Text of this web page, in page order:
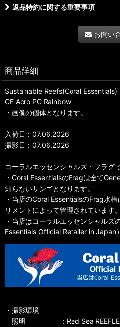
返品特約に関する重要事項
お問い
商品詳細
Sustainable Reefs(Coral Essentials)
CE Acro PC Rainbow
・画像の個体となります。
入荷日：07.06.2026
撮影日：07.06.2026
コーラルエッセンシャルズ・フラグ
・Coral EssentialsのFragは全て
知らないサンゴとなります。
・当店のCoral EssentialsのFrag水
リメントによって管理されています。
・当店はコーラルエッセンシャルズ
Essentials Official Retailer in Japan）
・撮影環境
照明 ：Red Sea